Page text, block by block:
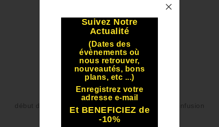
début de l'infusion du safran et après 4 heures d'infusion
Suivez Notre
Actualité
(Dates des
évènements où
nous retrouver,
nouveautés, bons
plans, etc ...)
Enregistrez votre
adresse e-mail
Et BENEFICIEZ de
-10%